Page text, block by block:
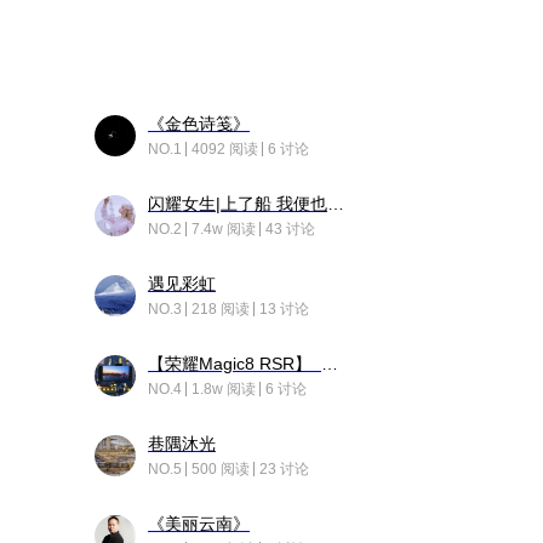
《金色诗笺》
NO.1 4092 阅读 6 讨论
NO.2 7.4w 阅读 43 讨论
遇见彩虹
NO.3 218 阅读 13 讨论
NO.4 1.8w 阅读 6 讨论
巷隅沐光
NO.5 500 阅读 23 讨论
《美丽云南》